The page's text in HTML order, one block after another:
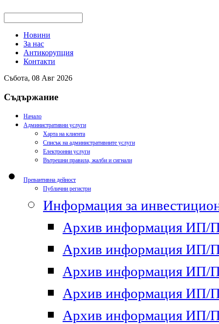
Новини
За нас
Антикорупция
Контакти
Събота, 08 Авг 2026
Съдържание
Начало
Административни услуги
Харта на клиента
Списък на административните услуги
Електронни услуги
Вътрешни правила, жалби и сигнали
Превантивна дейност
Публични регистри
Информация за
Архив информация ИП/
Архив информация ИП/
Архив информация ИП/
Архив информация ИП/
Архив информация ИП/